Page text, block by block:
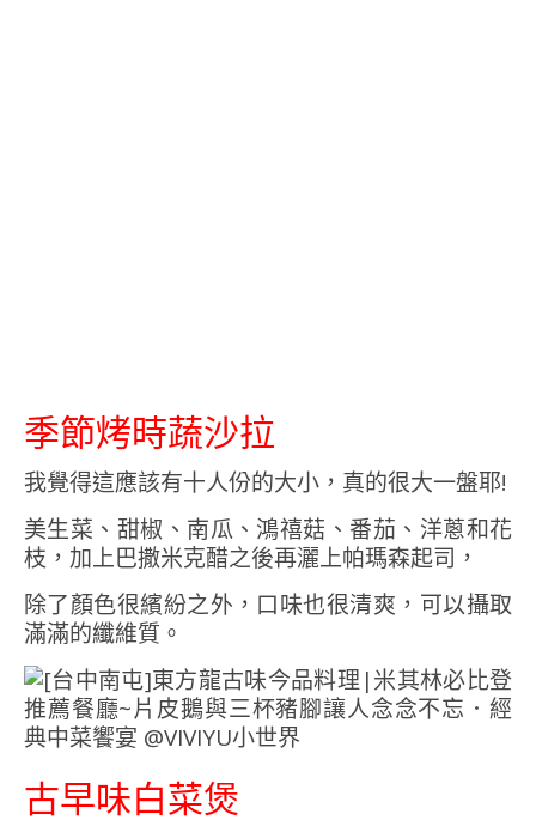
季節烤時蔬沙拉
我覺得這應該有十人份的大小，真的很大一盤耶!
美生菜、甜椒、南瓜、鴻禧菇、番茄、洋蔥和花
枝，加上巴撒米克醋之後再灑上帕瑪森起司，
除了顏色很繽紛之外，口味也很清爽，可以攝取
滿滿的纖維質。
古早味白菜煲